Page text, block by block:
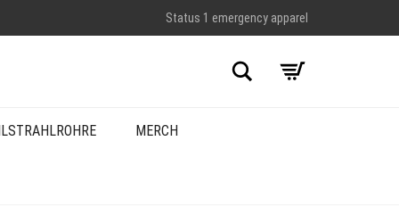
Status 1 emergency apparel
Suche
MERCH